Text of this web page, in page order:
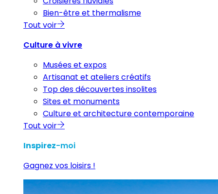
Bien-être et thermalisme
Tout voir
Culture à vivre
Musées et expos
Artisanat et ateliers créatifs
Top des découvertes insolites
Sites et monuments
Culture et architecture contemporaine
Tout voir
Inspirez-moi
Gagnez vos loisirs !